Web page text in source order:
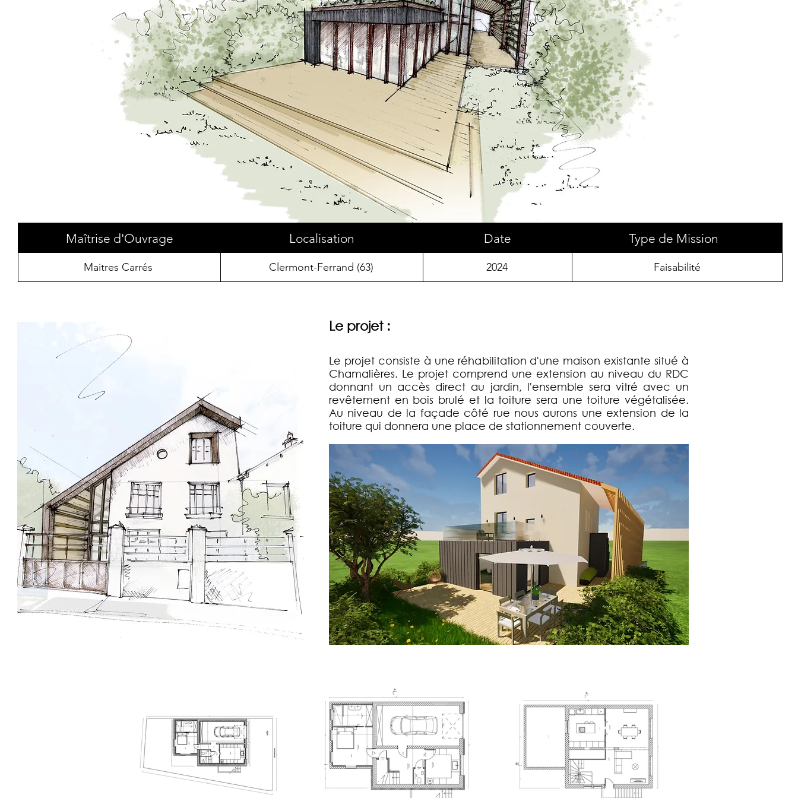
Maîtrise d'Ouvrage Localisation Date Type de Mission
Maitres Carrés Faisabilité
2024
Clermont-Ferrand (63)
Le projet :
Le projet consiste à une réhabilitation d'une maison existante situé à
Chamalières. Le projet comprend une extension au niveau du RDC
donnant un accès direct au jardin, l'ensemble sera vitré avec un
revêtement en bois brulé et la toiture sera une toiture végétalisée.
Au niveau de la façade côté rue nous aurons une extension de la
toiture qui donnera une place de stationnement couverte.